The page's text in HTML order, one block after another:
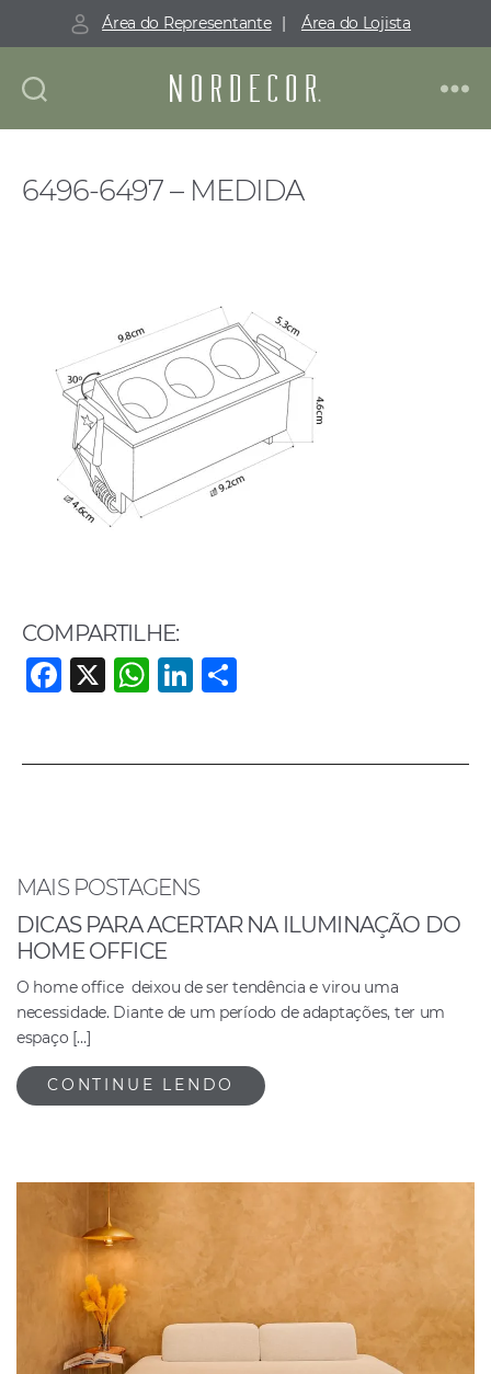
Área do Representante | Área do Lojista
Nordecor
6496-6497 – MEDIDA
COMPARTILHE:
F
e
o
k
X
W
s
p
Li
e e
MAIS POSTAGENS
DICAS PARA ACERTAR NA ILUMINAÇÃO DO
HOME OFFICE
O home office deixou de ser tendência e virou uma
necessidade. Diante de um período de adaptações, ter um
espaço […]
CONTINUE LENDO